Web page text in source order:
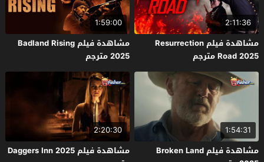
2:11:36
مشاهدة فيلم Resurrection
Road 2025 مترجم
1:59:00
مشاهدة فيلم Badland Rising
2025 مترجم
1:54:31
مشاهدة فيلم Broken Land
2:20:30
مشاهدة فيلم Daggers Inn 2025